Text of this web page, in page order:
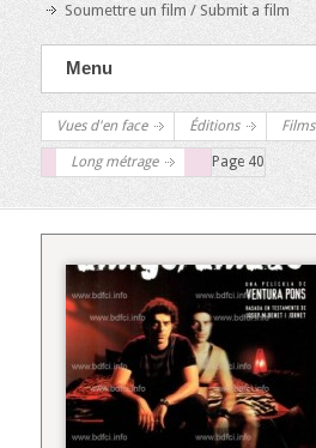
Soumettre un film / Submit a film
Menu
Vues d'en face Éditions Films
Long métrage Page 40